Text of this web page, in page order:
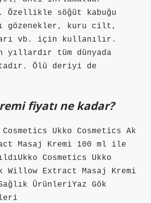
söğüt kabuğu
gözenekler, kuru cilt,
vb. için kullanılır.
yıllardır tüm dünyada
Ölü deriyi de
fiyatı ne kadar?
Ukko Cosmetics Ak
Masaj Kremi 100 ml ile
Cosmetics Ukko
Willow Extract Masaj Kremi
ÜrünleriYaz Gök